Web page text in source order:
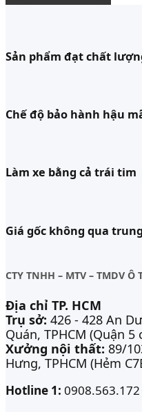
Sản phẩm đạt chất
Chế độ bảo hành hậu
Làm xe bằng cả trái tim
Giá gốc không qua
CTY TNHH – MTV – TMDV Ô
Địa chỉ TP. HCM
Trụ sở: 426 - 428 An
Quán, TPHCM (Quận 5
Xưởng nội thất: 89/
Hưng, TPHCM (Hẻm
Hotline 1: 0908.563.172